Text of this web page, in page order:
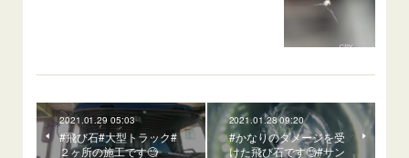
2021.01.29 05:03
#飛び石#大型トラック#
２ヶ所の施工です🧐
2021.01.28 09:20
#かなりのダメージを受
けた飛び石です🧐#サン